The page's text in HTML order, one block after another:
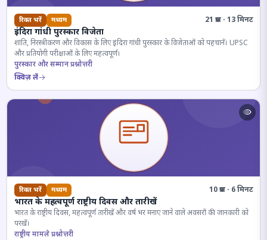
रिक्त भरें मध्यम 21 प्रश्न · 13 मिनट
इंदिरा गांधी पुरस्कार विजेता
शांति, निरस्त्रीकरण और विकास के लिए इंदिरा गांधी पुरस्कार के विजेताओं को पहचानें। UPSC
और प्रतियोगी परीक्षाओं के लिए महत्वपूर्ण।
पुरस्कार और सम्मान प्रश्नोत्तरी
क्विज़ लें
रिक्त भरें मध्यम 10 प्रश्न · 6 मिनट
भारत के महत्वपूर्ण राष्ट्रीय दिवस और तारीखें
भारत के राष्ट्रीय दिवस, महत्वपूर्ण तारीखें और वर्ष भर मनाए जाने वाले अवसरों की जानकारी को
परखें।
राष्ट्रीय मामले प्रश्नोत्तरी